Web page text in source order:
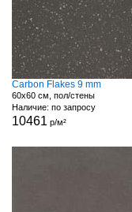
Carbon Flakes 9 mm
60x60 см, пол/стены
Наличие: по запросу
10461 р/м²